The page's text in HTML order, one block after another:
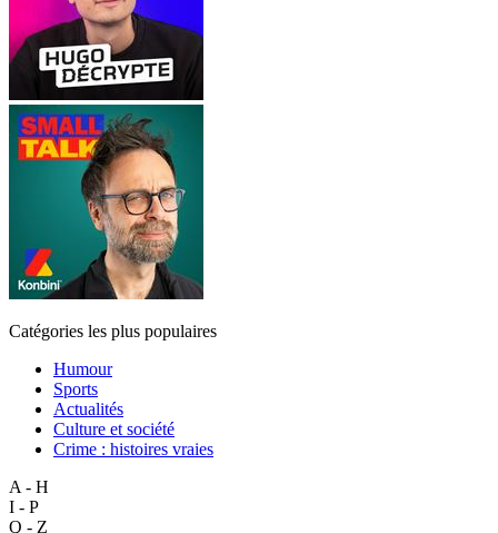
Catégories les plus populaires
Humour
Sports
Actualités
Culture et société
Crime : histoires vraies
A - H
I - P
Q - Z